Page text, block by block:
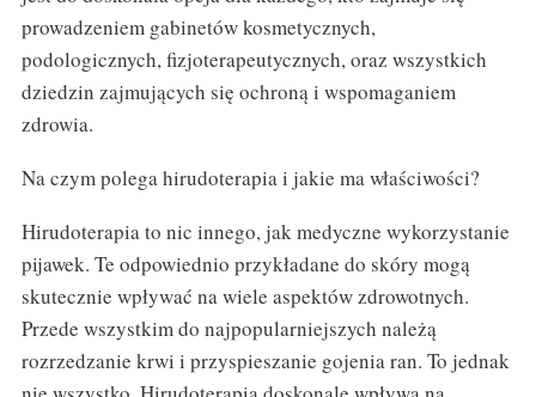
prowadzeniem gabinetów kosmetycznych,
podologicznych, fizjoterapeutycznych, oraz wszystkich
dziedzin zajmujących się ochroną i wspomaganiem
zdrowia.
Na czym polega hirudoterapia i jakie ma właściwości?
Hirudoterapia to nic innego, jak medyczne wykorzystanie
pijawek. Te odpowiednio przykładane do skóry mogą
skutecznie wpływać na wiele aspektów zdrowotnych.
Przede wszystkim do najpopularniejszych należą
rozrzedzanie krwi i przyspieszanie gojenia ran. To jednak